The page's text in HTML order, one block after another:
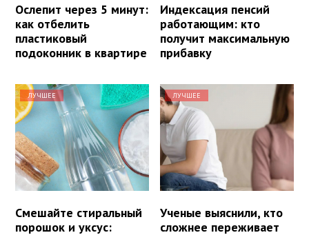
Ослепит через 5 минут:
как отбелить
пластиковый
подоконник в квартире
Индексация пенсий
работающим: кто
получит максимальную
прибавку
ЛУЧШЕЕ
Смешайте стиральный
порошок и уксус:
ЛУЧШЕЕ
Ученые выяснили, кто
сложнее переживает